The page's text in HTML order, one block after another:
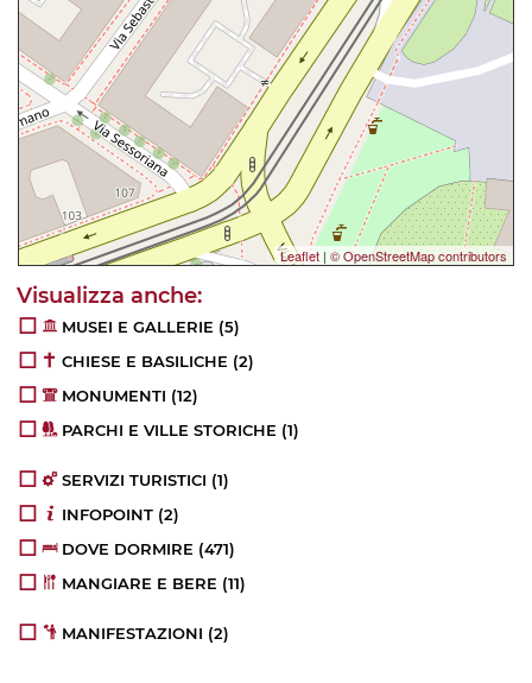
Leaflet | © OpenStreetMap contributors
MUSEI E GALLERIE (5)
CHIESE E BASILICHE (2)
MONUMENTI (12)
PARCHI E VILLE STORICHE (1)
SERVIZI TURISTICI (1)
INFOPOINT (2)
DOVE DORMIRE (471)
MANGIARE E BERE (11)
MANIFESTAZIONI (2)